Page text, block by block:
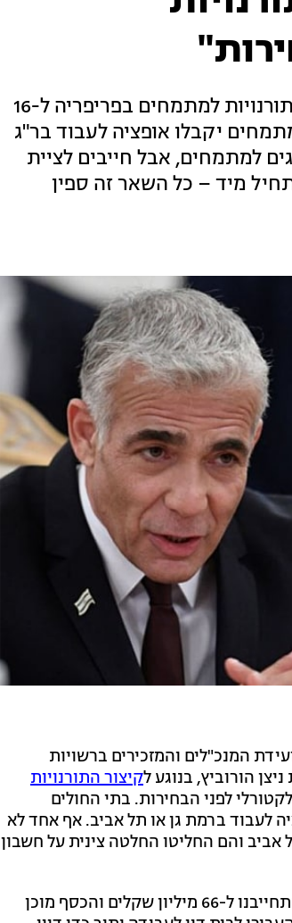
שר האוצר התייחס להודעת לפיד והורוביץ על קיצור התורנויות למתמחים בפריפריה ל-16
יקבלו אופציה לעבוד בר"ג
למתמחים, אבל חייבים לציית
מיד – כל השאר זה ספין
המנכ"לים והמזכירים ברשויות
הורוביץ, בנוגע לקיצור התורנויות
לפני הבחירות. בתי החולים
לעבוד ברמת גן או תל אביב. אף אחד לא
והם החליטו החלטה צינית על חשבון
"צריך להיות ברור", הוסיף ליברמן, "אין שם עניין תקציבי, אנחנו התחייבנו ל-66 מיליון שקלים והכסף מוכן